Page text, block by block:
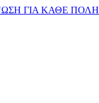
ΓΙΑ ΚΑΘΕ ΠΟΛΗ